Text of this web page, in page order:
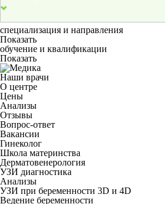
специализация и направления
Показать
обучение и квалификации
Показать
Наши врачи
О центре
Цены
Анализы
Отзывы
Вопрос-ответ
Вакансии
Гинеколог
Школа материнства
Дерматовенерология
УЗИ диагностика
Анализы
УЗИ при беременности 3D и 4D
Ведение беременности